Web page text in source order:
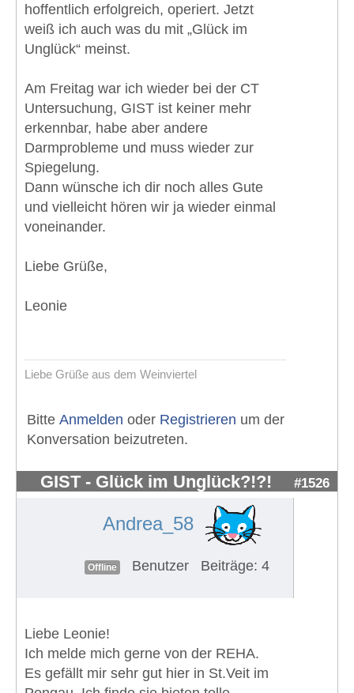
hoffentlich erfolgreich, operiert. Jetzt
weiß ich auch was du mit „Glück im
Unglück“ meinst.
Am Freitag war ich wieder bei der CT
Untersuchung, GIST ist keiner mehr
erkennbar, habe aber andere
Darmprobleme und muss wieder zur
Spiegelung.
Dann wünsche ich dir noch alles Gute
und vielleicht hören wir ja wieder einmal
voneinander.
Liebe Grüße,
Leonie
Liebe Grüße aus dem Weinviertel
Bitte Anmelden oder Registrieren um der
Konversation beizutreten.
GIST - Glück im Unglück?!?! #1526
Andrea_58
Offline Benutzer Beiträge: 4
Liebe Leonie!
Ich melde mich gerne von der REHA.
Es gefällt mir sehr gut hier in St.Veit im